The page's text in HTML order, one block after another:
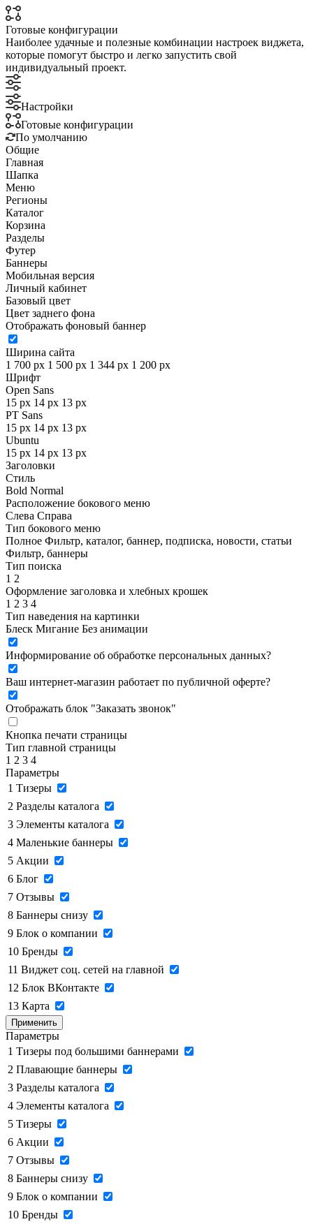
Готовые конфигурации
Наиболее удачные и полезные комбинации настроек виджета,
которые помогут быстро и легко запустить свой
индивидуальный проект.
Настройки
Готовые конфигурации
По умолчанию
Общие
Главная
Шапка
Меню
Регионы
Каталог
Корзина
Разделы
Футер
Баннеры
Мобильная версия
Личный кабинет
Базовый цвет
Цвет заднего фона
Отображать фоновый баннер
Ширина сайта
1 700 px 1 500 px 1 344 px 1 200 px
Шрифт
Open Sans
15 px 14 px 13 px
PT Sans
15 px 14 px 13 px
Ubuntu
15 px 14 px 13 px
Заголовки
Стиль
Bold Normal
Расположение бокового меню
Слева Справа
Тип бокового меню
Полное Фильтр, каталог, баннер, подписка, новости, статьи
Фильтр, баннеры
Тип поиска
1 2
Оформление заголовка и хлебных крошек
1 2 3 4
Тип наведения на картинки
Блеск Мигание Без анимации
Информирование об обработке персональных данных?
Ваш интернет-магазин работает по публичной оферте?
Отображать блок "Заказать звонок"
Кнопка печати страницы
Тип главной страницы
1 2 3 4
Параметры
1 Тизеры
2 Разделы каталога
3 Элементы каталога
4 Маленькие баннеры
5 Акции
6 Блог
7 Отзывы
8 Баннеры снизу
9 Блок о компании
10 Бренды
11 Виджет соц. сетей на главной
12 Блок ВКонтакте
13 Карта
Применить
Параметры
1 Тизеры под большими баннерами
2 Плавающие баннеры
3 Разделы каталога
4 Элементы каталога
5 Тизеры
6 Акции
7 Отзывы
8 Баннеры снизу
9 Блок о компании
10 Бренды